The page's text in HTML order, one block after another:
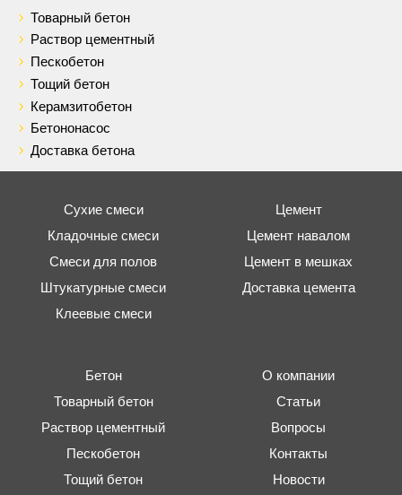
Товарный бетон
Раствор цементный
Пескобетон
Тощий бетон
Керамзитобетон
Бетононасос
Доставка бетона
Сухие смеси
Кладочные смеси
Смеси для полов
Штукатурные смеси
Клеевые смеси
Цемент
Цемент навалом
Цемент в мешках
Доставка цемента
Бетон
Товарный бетон
Раствор цементный
Пескобетон
Тощий бетон
О компании
Статьи
Вопросы
Контакты
Новости